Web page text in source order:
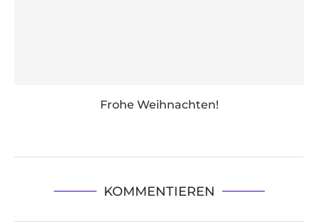
Frohe Weihnachten!
KOMMENTIEREN